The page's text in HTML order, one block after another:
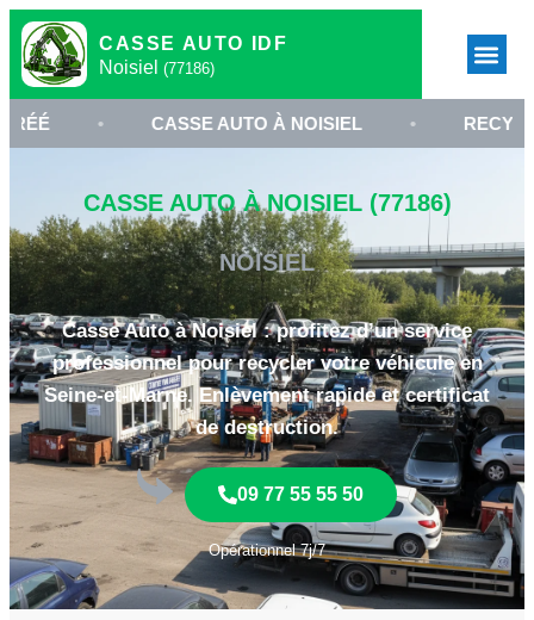
CASSE AUTO IDF
Noisiel (77186)
• CASSE AUTO À NOISIEL • RECYCLAGE
CASSE AUTO À NOISIEL (77186)
NOISIEL
Casse Auto à Noisiel : profitez d’un service
professionnel pour recycler votre véhicule en
Seine-et-Marne. Enlèvement rapide et certificat
de destruction.
09 77 55 55 50
Opérationnel 7j/7